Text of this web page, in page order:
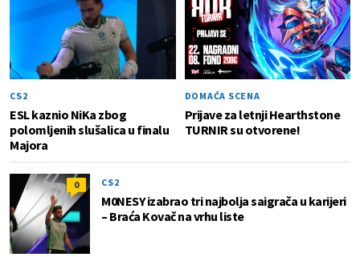
CS2
ESL kaznio NiKa zbog
polomljenih slušalica u finalu
Majora
DOMAĆA SCENA
Prijave za letnji Hearthstone
TURNIR su otvorene!
0 CS2
M0NESY izabrao tri najbolja saigrača u karijeri
– Braća Kovač na vrhu liste